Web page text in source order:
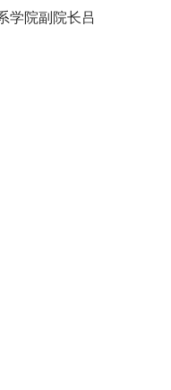
学院副院长吕